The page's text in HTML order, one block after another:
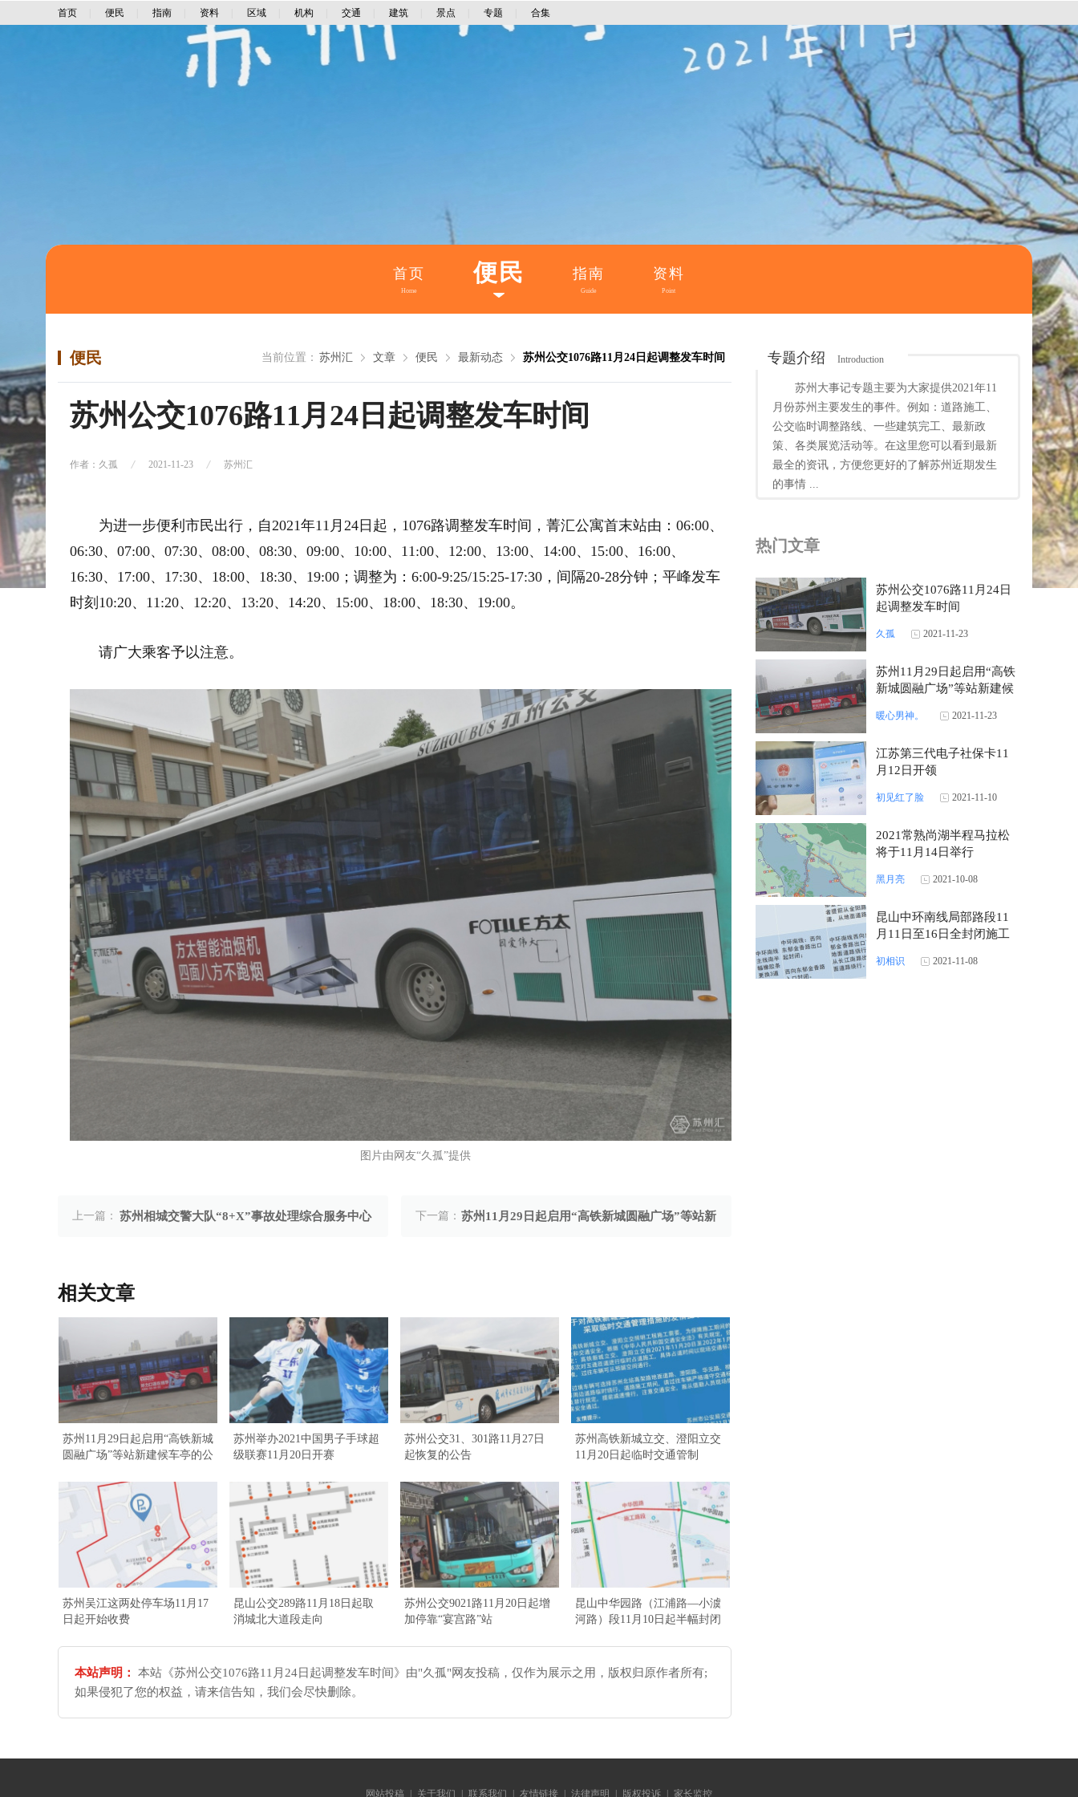
首页 便民 指南 资料 区域 机构 交通 建筑 景点 专题 合集
首页
Home
便民 指南
Guide
资料
Point
便民 当前位置： 苏州汇 文章 便民 最新动态 苏州公交1076路11月24日起调整发车时间
苏州公交1076路11月24日起调整发车时间
作者：久孤 2021-11-23 苏州汇
为进一步便利市民出行，自2021年11月24日起，1076路调整发车时间，菁汇公寓首末站由：06:00、
06:30、07:00、07:30、08:00、08:30、09:00、10:00、11:00、12:00、13:00、14:00、15:00、16:00、
16:30、17:00、17:30、18:00、18:30、19:00；调整为：6:00-9:25/15:25-17:30，间隔20-28分钟；平峰发车
时刻10:20、11:20、12:20、13:20、14:20、15:00、18:00、18:30、19:00。
请广大乘客予以注意。
图片由网友“久孤”提供
上一篇： 苏州相城交警大队“8+X”事故处理综合服务中心 下一篇： 苏州11月29日起启用“高铁新城圆融广场”等站新
相关文章
苏州11月29日起启用“高铁新城
圆融广场”等站新建候车亭的公
苏州举办2021中国男子手球超
级联赛11月20日开赛
苏州公交31、301路11月27日
起恢复的公告
苏州高铁新城立交、澄阳立交
11月20日起临时交通管制
苏州吴江这两处停车场11月17
日起开始收费
昆山公交289路11月18日起取
消城北大道段走向
苏州公交9021路11月20日起增
加停靠“宴宫路”站
昆山中华园路（江浦路—小澞
河路）段11月10日起半幅封闭
本站声明：
本站《苏州公交1076路11月24日起调整发车时间》由"久孤"网友投稿，仅作为展示之用，版权归原作者所有;
如果侵犯了您的权益，请来信告知，我们会尽快删除。
专题介绍 Introduction
苏州大事记专题主要为大家提供2021年11
月份苏州主要发生的事件。例如：道路施工、
公交临时调整路线、一些建筑完工、最新政
策、各类展览活动等。在这里您可以看到最新
最全的资讯，方便您更好的了解苏州近期发生
的事情 ...
热门文章
苏州公交1076路11月24日
起调整发车时间
久孤 2021-11-23
苏州11月29日起启用“高铁
新城圆融广场”等站新建候
暖心男神。 2021-11-23
江苏第三代电子社保卡11
月12日开领
初见红了脸 2021-11-10
2021常熟尚湖半程马拉松
将于11月14日举行
黑月亮 2021-10-08
昆山中环南线局部路段11
月11日至16日全封闭施工
初相识 2021-11-08
网站投稿 | 关于我们 | 联系我们 | 友情链接 | 法律声明 | 版权投诉 | 家长监控